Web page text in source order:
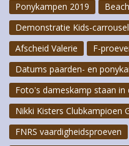
Ponykampen 2019
Demonstratie Kids-
Afscheid Valerie
F-
Datums paarden- en
Foto's dameskamp staan in
Nikki Kisters Clubkampioen
FNRS vaardigheidsproeven